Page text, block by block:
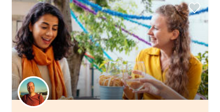
Choisissez votre local favori